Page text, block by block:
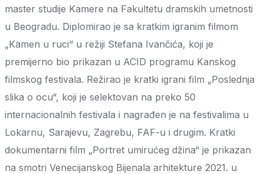
master studije Kamere na Fakultetu dramskih umetnosti
u Beogradu. Diplomirao je sa kratkim igranim filmom
„Kamen u ruci“ u režiji Stefana Ivančića, koji je
premijerno bio prikazan u ACID programu Kanskog
filmskog festivala. Režirao je kratki igrani film „Poslednja
slika o ocu“, koji je selektovan na preko 50
internacionalnih festivala i nagrađen je na festivalima u
Lokarnu, Sarajevu, Zagrebu, FAF-u i drugim. Kratki
dokumentarni film „Portret umirućeg džina“ je prikazan
na smotri Venecijanskog Bijenala arhitekture 2021. u